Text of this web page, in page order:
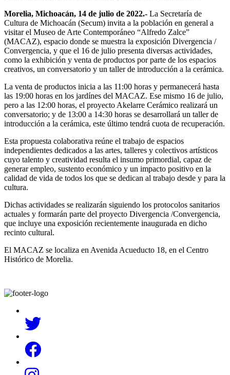
Morelia, Michoacán, 14 de julio de 2022.- La Secretaría de
Cultura de Michoacán (Secum) invita a la población en general a
visitar el Museo de Arte Contemporáneo “Alfredo Zalce”
(MACAZ), espacio donde se muestra la exposición Divergencia /
Convergencia, y que el 16 de julio presenta diversas actividades,
como la exhibición y venta de productos por parte de los espacios
creativos, un conversatorio y un taller de introducción a la cerámica.
La venta de productos inicia a las 11:00 horas y permanecerá hasta
las 19:00 horas en los jardínes del MACAZ. Ese mismo 16 de julio,
pero a las 12:00 horas, el proyecto Akelarre Cerámico realizará un
conversatorio; y de 13:00 a 14:30 horas se desarrollará un taller de
introducción a la cerámica, este último tendrá cuota de recuperación.
Esta propuesta colaborativa reúne el trabajo de espacios
independientes dedicados a las artes, talleres y colectivos artísticos
cuyo talento y creatividad resulta el insumo primordial, capaz de
generar empleo, sustento económico y un impacto positivo en la
calidad de vida de todos los que se dedican al trabajo desde y para la
cultura.
Dichas actividades se realizarán siguiendo los protocolos sanitarios
actuales y formarán parte del proyecto Divergencia /Convergencia,
que incluye una exposición recientemente inaugurada en dicho
recinto cultural.
El MACAZ se localiza en Avenida Acueducto 18, en el Centro
Histórico de Morelia.